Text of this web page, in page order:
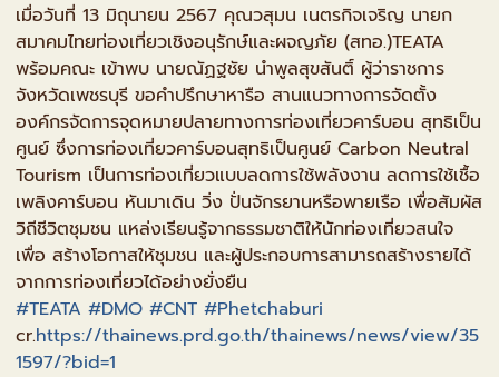
เมื่อวันที่ 13 มิถุนายน 2567 คุณวสุมน เนตรกิจเจริญ นายก
สมาคมไทยท่องเที่ยวเชิงอนุรักษ์และผจญภัย (สทอ.)TEATA
พร้อมคณะ เข้าพบ นายณัฏฐชัย นำพูลสุขสันติ์ ผู้ว่าราชการ
จังหวัดเพชรบุรี ขอคำปรึกษาหารือ สานแนวทางการจัดตั้ง
องค์กรจัดการจุดหมายปลายทางการท่องเที่ยวคาร์บอน สุทธิเป็น
ศูนย์ ซึ่งการท่องเที่ยวคาร์บอนสุทธิเป็นศูนย์ Carbon Neutral
Tourism เป็นการท่องเที่ยวแบบลดการใช้พลังงาน ลดการใช้เชื้อ
เพลิงคาร์บอน หันมาเดิน วิ่ง ปั่นจักรยานหรือพายเรือ เพื่อสัมผัส
วิถีชีวิตชุมชน แหล่งเรียนรู้จากธรรมชาติให้นักท่องเที่ยวสนใจ
เพื่อ สร้างโอกาสให้ชุมชน และผู้ประกอบการสามารถสร้างรายได้
จากการท่องเที่ยวได้อย่างยั่งยืน
#TEATA #DMO #CNT #Phetchaburi
cr.https://thainews.prd.go.th/thainews/news/view/35
1597/?bid=1